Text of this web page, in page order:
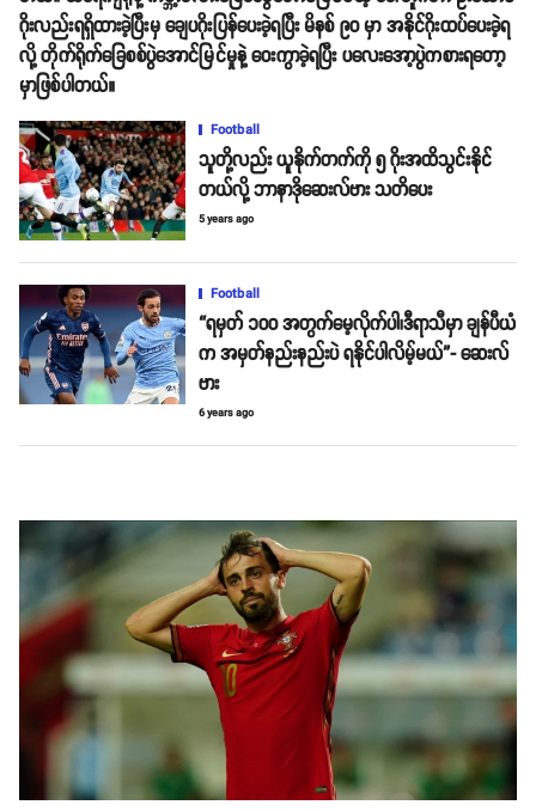
ဂိုးလည်းရရှိထားခဲ့ပြီးမှ ချေပဂိုးပြန်ပေးခဲ့ရပြီး မိနစ် ၉၀ မှာ အနိုင်ဂိုးထပ်ပေးခဲ့ရ
လို့ တိုက်ရိုက်ခြေစစ်ပွဲအောင်မြင်မှုနဲ့ ဝေးကွာခဲ့ရပြီး ပလေးအော့ပွဲကစားရတော့
မှာဖြစ်ပါတယ်။
Football
သူတို့လည်း ယူနိုက်တက်ကို ၅ ဂိုးအထိသွင်းနိုင်
တယ်လို့ ဘာနာဒိုဆေးလ်ဗား သတိပေး
5 years ago
Football
“ရမှတ် ၁၀၀ အတွက်မေ့လိုက်ပါ၊ဒီရာသီမှာ ချန်ပီယံ
က အမှတ်နည်းနည်းပဲ ရနိုင်ပါလိမ့်မယ်”- ဆေးလ်
ဗား
6 years ago